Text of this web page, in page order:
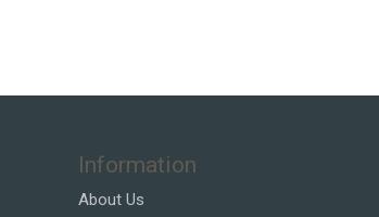
Information
About Us